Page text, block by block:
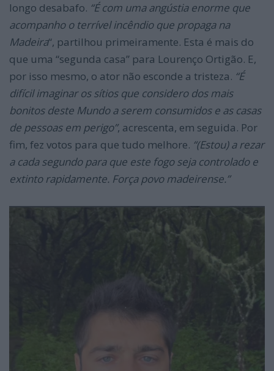
longo desabafo. “É com uma angústia enorme que
acompanho o terrível incêndio que propaga na
Madeira“, partilhou primeiramente. Esta é mais do
que uma “segunda casa” para Lourenço Ortigão. E,
por isso mesmo, o ator não esconde a tristeza. “É
difícil imaginar os sítios que considero dos mais
bonitos deste Mundo a serem consumidos e as casas
de pessoas em perigo”, acrescenta, em seguida. Por
fim, fez votos para que tudo melhore. “(Estou) arezar
a cada segundo para que este fogo seja controlado e
extinto rapidamente. Força povo madeirense.”